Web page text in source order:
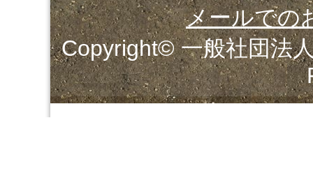
メールでの
Copyright© 一般社団法